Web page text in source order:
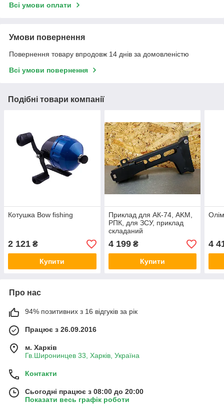
Всі умови оплати
Умови повернення
Повернення товару впродовж 14 днів за домовленістю
Всі умови повернення
Подібні товари компанії
Котушка Bow fishing
2 121 ₴
Купити
Приклад для АК-74, AKM,
РПК, для ЗСУ, приклад
складаний
4 199₴
Купити
4
Про нас
94% позитивних з 16 відгуків за рік
Працює з 26.09.2016
м. Харків
Гв.Широнинцев 33, Харків, Україна
Контакти
Сьогодні працює з 08:00 до 20:00
Показати весь графік роботи